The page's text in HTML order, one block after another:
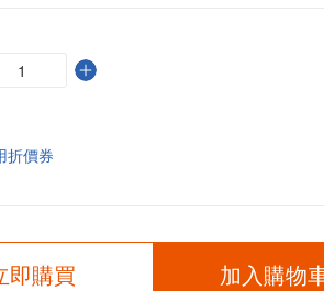
折價券
即購買 加入購物